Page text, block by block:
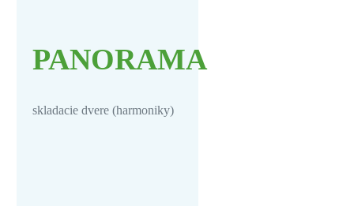
PANORAMA
skladacie dvere (harmoniky)